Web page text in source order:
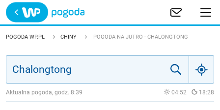
Trwa ładowanie
POLSKA
POGODA WP.PL CHINY POGODA NA JUTRO - CHALONGTONG
Aktualna pogoda, godz. 8:39 04:52 18:28